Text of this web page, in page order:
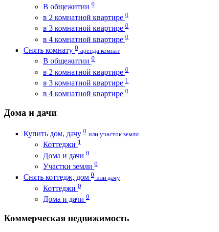
В общежитии 0
в 2 комнатной квартире 0
в 3 комнатной квартире 0
в 4 комнатной квартире 0
Снять комнату 0 аренда комнат
В общежитии 0
в 2 комнатной квартире 0
в 3 комнатной квартире 1
в 4 комнатной квартире 0
Дома и дачи
Купить дом, дачу 0 или участок земли
Коттеджи 1
Дома и дачи 0
Участки земли 0
Снять коттедж, дом 0 или дачу
Коттеджи 0
Дома и дачи 0
Коммерческая недвижимость